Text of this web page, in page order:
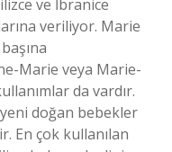
ve İbranice
veriliyor. Marie
Marie veya Marie-
da vardır.
doğan bebekler
En çok kullanılan